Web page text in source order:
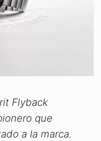
Flyback
que
a la marca.